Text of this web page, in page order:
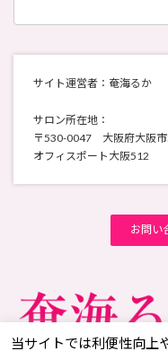
サイト運営者：奄海るか
サロン所在地：
〒530-0047 大阪府大阪
オフィスポート大阪512
お問い
当サイトでは利便性向上